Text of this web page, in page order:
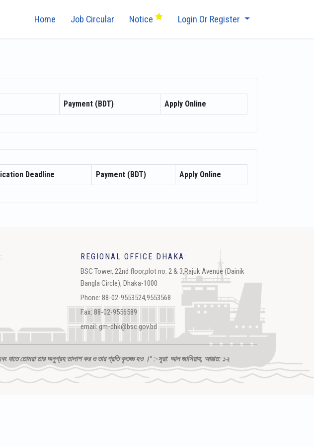
Home Job Circular Notice Login Or Register
Payment (BDT) Apply Online
Deadline Payment (BDT) Apply Online
REGIONAL OFFICE DHAKA:
BSC Tower, 22nd floor,plot no. 2 & 3,Rajuk Avenue (Dainik
Bangla Circle), Dhaka-1000
Phone: 88-02-9553524,9553568
Fax: 88-02-9556589
email: gm-dhk@bsc.gov.bd
যাতে তোমরা তার অনুগ্রহ তালাশ কর ও তার প্রতি কৃতজ্ঞ হও ।" :-সূরা: আল জাসিয়াহ, আয়াত: ১২